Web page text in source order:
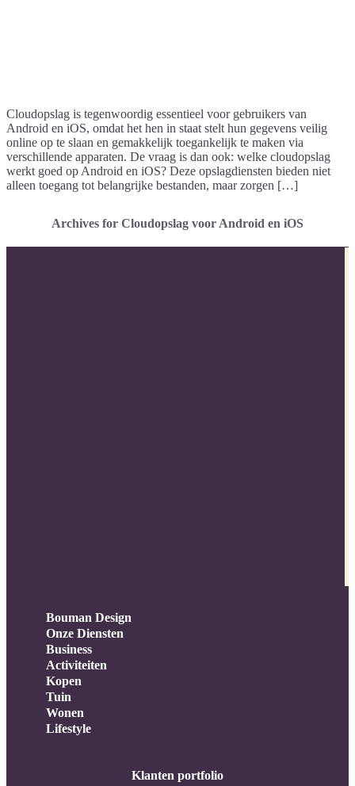
Cloudopslag is tegenwoordig essentieel voor gebruikers van
Android en iOS, omdat het hen in staat stelt hun gegevens veilig
online op te slaan en gemakkelijk toegankelijk te maken via
verschillende apparaten. De vraag is dan ook: welke cloudopslag
werkt goed op Android en iOS? Deze opslagdiensten bieden niet
alleen toegang tot belangrijke bestanden, maar zorgen […]
Archives for Cloudopslag voor Android en iOS
Bouman Design
Onze Diensten
Business
Activiteiten
Kopen
Tuin
Wonen
Lifestyle
Klanten portfolio